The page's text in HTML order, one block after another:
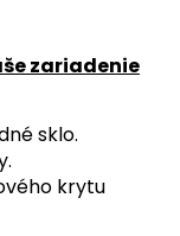
zariadenie
sklo.
krytu